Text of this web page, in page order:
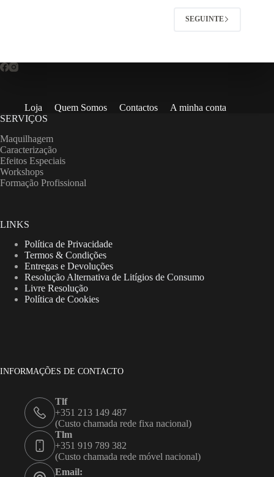
on
SEGUINTE
Loja Quem Somos Contactos
A minha conta
SERVIÇOS
Maquilhagem
Caracterização
Efeitos Especiais
Workshops
Formação Profissional
LINKS
Política de Privacidade
Termos & Condições
Entregas e Devoluções
Resolução Alternativa de Litígios de Consumo
Livre Resolução
Política de Cookies
INFORMAÇÕES DE CONTACTO
Tlf
+351 213 149 487
(Custo chamada rede fixa nacional)
Tlm
+351 919 789 382
(Custo chamada rede móvel nacional)
Email: